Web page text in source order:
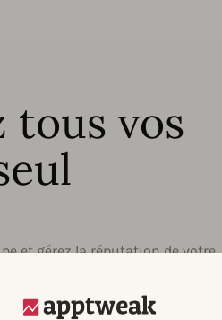
tous vos
et gérez la réputation de votre
interface intuitive et facile à